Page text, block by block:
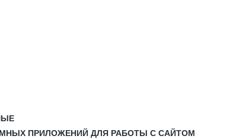
ПРИЛОЖЕНИЙ ДЛЯ РАБОТЫ С САЙТОМ